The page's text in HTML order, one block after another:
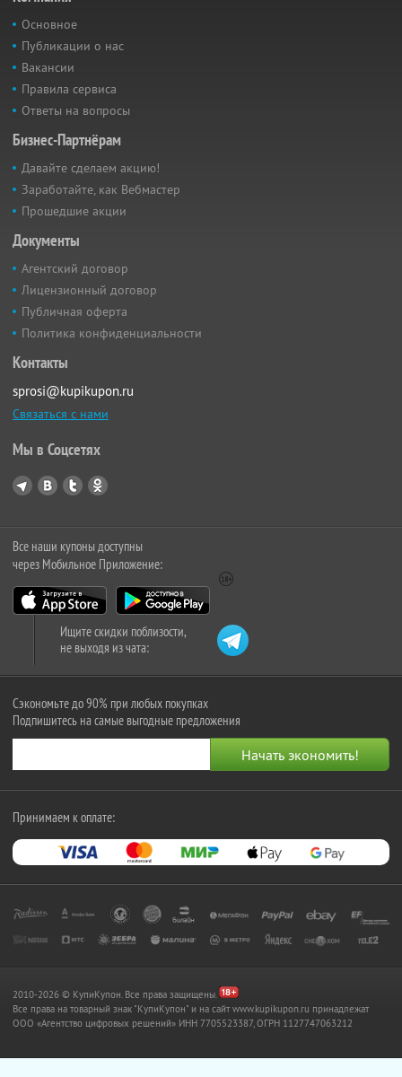
Основное
Публикации о нас
Вакансии
Правила сервиса
Ответы на вопросы
Бизнес-Партнёрам
Давайте сделаем акцию!
Заработайте, как Вебмастер
Прошедшие акции
Документы
Агентский договор
Лицензионный договор
Публичная оферта
Политика конфиденциальности
Контакты
sprosi@kupikupon.ru
Связаться с нами
Мы в Соцсетях
Все наши купоны доступны
через Мобильное Приложение:
Ищите скидки поблизости,
не выходя из чата:
Сэкономьте до 90% при любых покупках
Подпишитесь на самые выгодные предложения
Принимаем к оплате:
2010-2026 © КупиКупон. Все права защищены.
Все права на товарный знак "КупиКупон" и на сайт www.kupikupon.ru принадлежат
OOO «Агентство цифровых решений» ИНН 7705523387, ОГРН 1127747063212